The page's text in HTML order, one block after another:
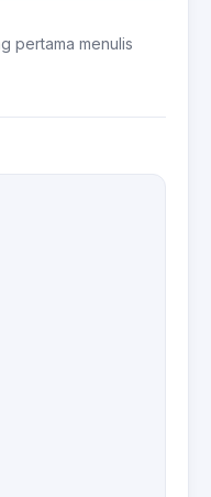
pertama menulis